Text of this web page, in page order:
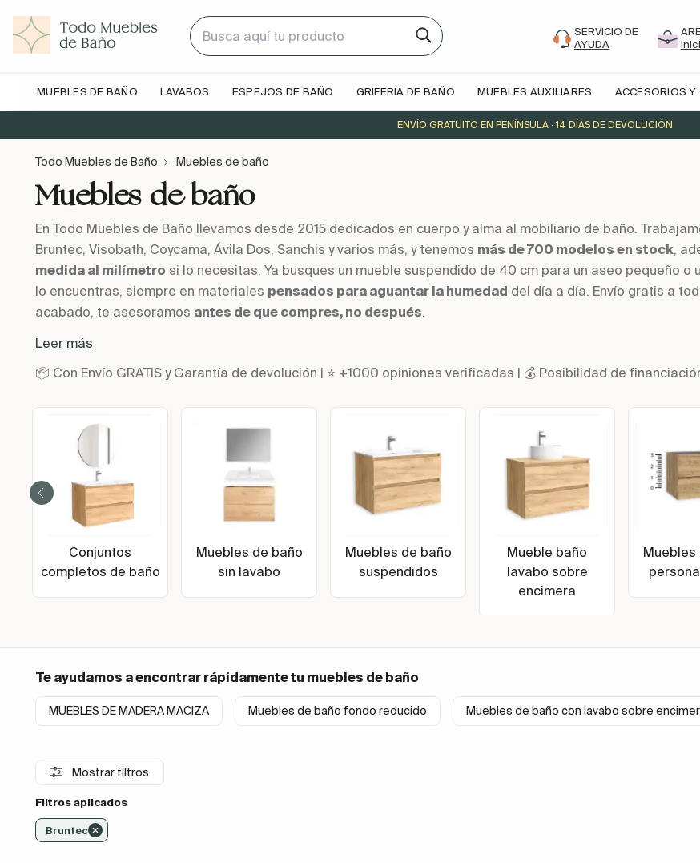
SERVICIO DE
AYUDA
MUEBLES DE BAÑO LAVABOS ESPEJOS DE BAÑO GRIFERÍA DE BAÑO MUEBLES AUXILIARES ACCESORIOS Y
ENVÍO GRATUITO EN PENÍNSULA · 14 DÍAS DE DEVOLUCIÓN
Todo Muebles de Baño Muebles de baño
Muebles de baño
En Todo Muebles de Baño llevamos desde 2015 dedicados en cuerpo y alma al mobiliario de baño.
Bruntec, Visobath, Coycama, Ávila Dos, Sanchis y varios más, y tenemos más de 700 modelos en stock,
medida al milímetro si lo necesitas. Ya busques un mueble suspendido de 40 cm para un aseo pequeño
lo encuentras, siempre en materiales pensados para aguantar la humedad del día a día. Envío gratis a
acabado, te asesoramos antes de que compres, no después.
Leer más
📦 Con Envío GRATIS y Garantía de devolución | ⭐ +1000 opiniones verificadas | 💰 Posibilidad de
Conjuntos
completos de baño
Muebles de baño
sin lavabo
Muebles de baño
suspendidos
Mueble baño
lavabo sobre
encimera
Muebles
Te ayudamos a encontrar rápidamente tu muebles de baño
MUEBLES DE MADERA MACIZA Muebles de baño fondo reducido Muebles de baño con lavabo sobre
Mostrar filtros
Filtros aplicados
Bruntec